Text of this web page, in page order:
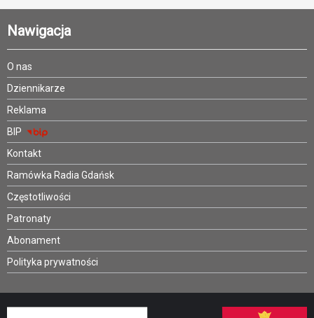
Nawigacja
O nas
Dziennikarze
Reklama
BIP
Kontakt
Ramówka Radia Gdańsk
Częstotliwości
Patronaty
Abonament
Polityka prywatności